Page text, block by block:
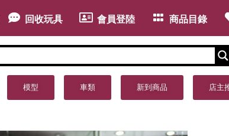
回收玩具 會員登陸 商品目錄
模型 車類 新到商品 店主